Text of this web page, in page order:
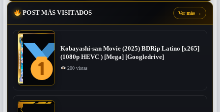
POST MÁS VISITADOS Ver más →
Kobayashi-san Movie (2025) BDRip Latino [x265]
(1080p HEVC ) [Mega] [Googledrive]
200 vistas